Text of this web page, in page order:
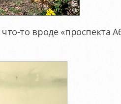
что-то вроде «проспекта